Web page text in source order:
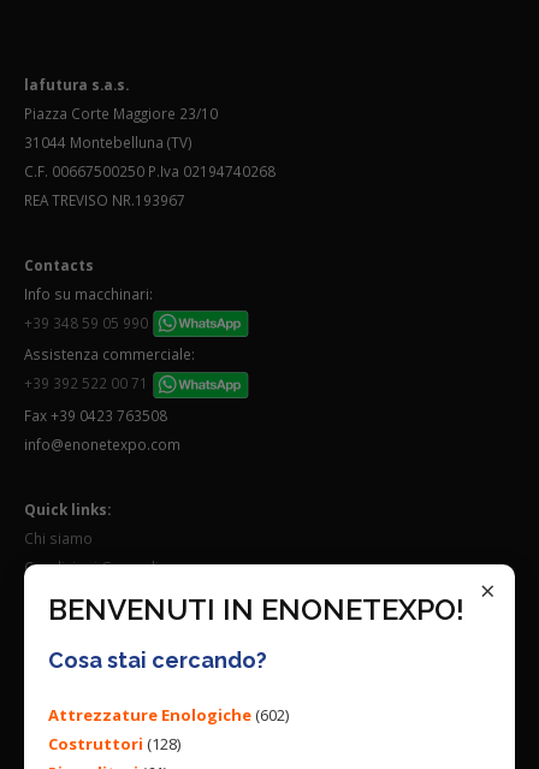
×
BENVENUTI IN ENONETEXPO!
Cosa stai cercando?
Attrezzature Enologiche(602)
Costruttori (128)
lafutura s.a.s.
Piazza Corte Maggiore 23/10
31044 Montebelluna (TV)
C.F. 00667500250 P.Iva 02194740268
REA TREVISO NR.193967
Contacts
Info su macchinari:
+39 348 59 05 990
Assistenza commerciale:
+39 392 522 00 71
Fax +39 0423 763508
info@enonetexpo.com
Quick links:
Chi siamo
Condizioni Generali
Lavora con noi
Seguici su: